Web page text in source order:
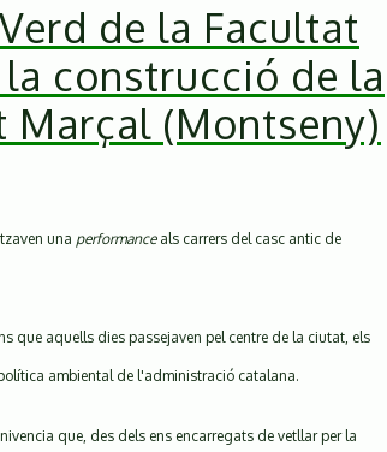
de la Facultat
construcció de la
Marçal (Montseny)
una performanceals carrers del casc antic de
que aquells dies passejaven pel centre de la ciutat, els
ambiental de l'administració catalana.
que, des dels ens encarregats de vetllar per la